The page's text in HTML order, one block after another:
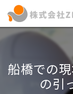
船橋での
の引